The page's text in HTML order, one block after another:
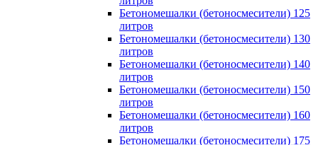
Бетономешалки (бетоносмесители) 125
литров
Бетономешалки (бетоносмесители) 130
литров
Бетономешалки (бетоносмесители) 140
литров
Бетономешалки (бетоносмесители) 150
литров
Бетономешалки (бетоносмесители) 160
литров
Бетономешалки (бетоносмесители) 175